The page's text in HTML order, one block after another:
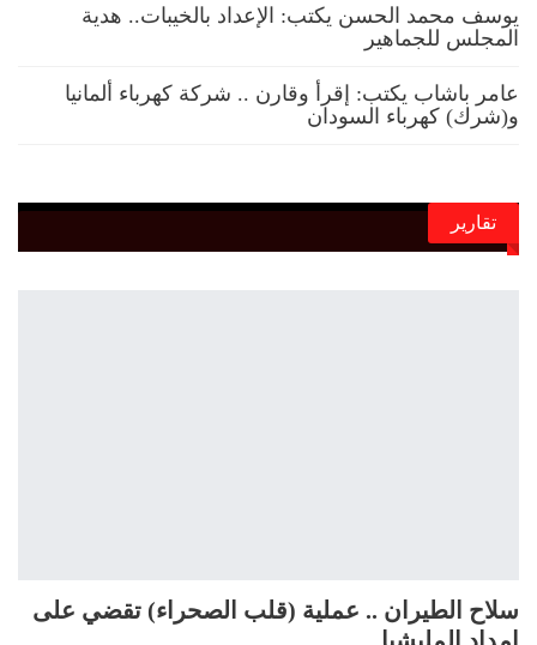
يوسف محمد الحسن يكتب: الإعداد بالخيبات.. هدية
المجلس للجماهير
عامر باشاب يكتب: إقرأ وقارن .. شركة كهرباء ألمانيا
و(شرك) كهرباء السودان
تقارير
سلاح الطيران .. عملية (قلب الصحراء) تقضي على